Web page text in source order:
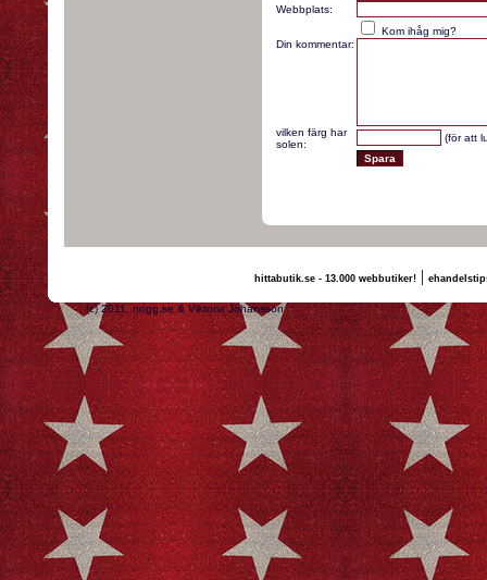
Webbplats:
Kom ihåg mig?
Din kommentar:
vilken färg har
solen:
(för att
hittabutik.se - 13.000 webbutiker!|
(c) 2011, nogg.se & Viktoria Johansson